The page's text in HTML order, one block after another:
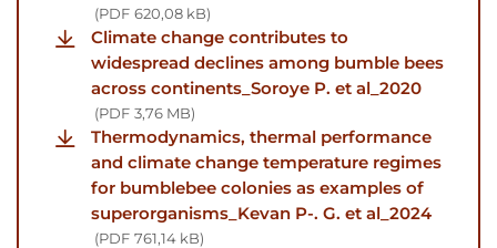
PDF 620,08 kB
Climate change contributes to
widespread declines among bumble bees
across continents_Soroye P. et al_2020
PDF 3,76 MB
Thermodynamics, thermal performance
and climate change temperature regimes
for bumblebee colonies as examples of
superorganisms_Kevan P-. G. et al_2024
PDF 761,14 kB